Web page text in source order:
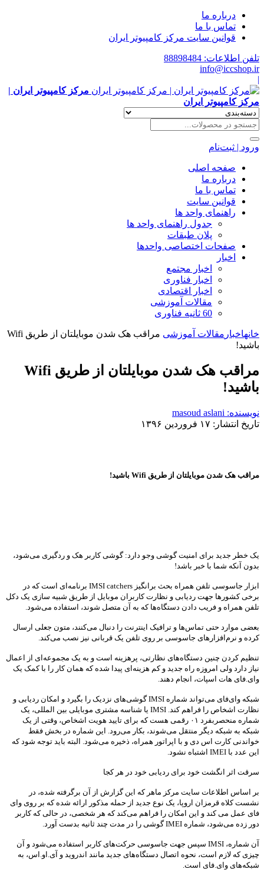
درباره ما
تماس با ما
قوانین سایت مرکز کامپیوتر ایران
تلفن اطلاعات: 88898484
info@iccshop.ir
|
مرکز کامپیوتر ایران |
مرکز کامپیوتر ایران
ورود | ثبت‌نام
صفحه اصلی
درباره ما
تماس با ما
قوانین سایت
راهنمای واحد ها
جدول راهنمای واحد ها
پلان طبقات
صفحات اختصاصی واحدها
اخبار
اخبار مجتمع
اخبار فناوری
اخبار اقتصادی
مقالات آموزشی
60 ثانیه فناوری
خانهاخبار مقالات آموزشی
مراقب هک شدن موبایلتان از طریق Wifi
باشید!
مراقب هک شدن موبایلتان از طریق Wifi
باشید!
نویسنده: masoud aslani
تاریخ انتشار: ۱۷ فروردین ۱۳۹۶
مراقب هک شدن موبایلتان از طریق Wifi باشید!
یک خطر جدید برای امنیت گوشی وجو دارد: گوشی کاربر هک و ردگیری می‌شود،
بدون آنکه شما با خبر باشد!
ابزار جاسوسی تلفن همراه بحث برانگیز IMSI catchers برنامه‌ای است که در
برخی کشورها جهت ردیابی و نظارت کاربران موبایل از طریق شبیه سازی یک دکل
تلفن همراه و فریب دادن دستگاه‌ها که به آن متصل شوند، استفاده می‌شود.
بعضی موارد حتی تماس‌ها و ترافیک اینترنت را دنبال می‌کنند، متون جعلی ارسال
کرده و نرم‌افزارهای جاسوسی بر روی تلفن یک قربانی نیز نصب می‌کند.
تنظیم کردن چنین دستگاه‌های نظارتی، پرهزینه است و به یک مجموعه‌ای از اعمال
نیاز دارد ولی امروزه راه جدید و کم هزینه‌ای پیدا شده که همان کار را با کمک یک
وای.فای هات اسپات، انجام دهند.
شبکه وای‌فای می‌تواند شماره IMSI گوشی‌های نزدیک را بگیرد و امکان ردیابی و
نظارت اشخاص را فراهم کند. IMSI یا شناسه مشتری موبایلی بین المللی، یک
شماره منحصربفرد ۰۱ رقمی هست که برای تایید هویت اشخاص، وقتی از یک
شبکه به شبکه دیگر منتقل می‌شوند، بکار می‌رود. این شماره در بخش فقط
خواندنی کارت اس دی و با اپراتور همراه، ذخیره می‌شود. البته باید توجه شود که
این عدد با IMEI اشتباه نشود.
سرقت اثر انگشت خود برای ردیابی خود در هر کجا
بر اساس اطلاعات سایت مرکز ماهر که این گزارش از آن برگرفته شده، در
نشست کلاه قرمزان اروپا، یک نوع جدید از حمله مذکور ارائه شده که بر روی وای
فای عمل می کند و این امکان را فراهم می‌کند که هر شخصی، در حالی که کاربر
دور زده می‌شود، شماره IMEI گوشی را در مدت چند ثانیه بدست آورد.
آن شماره، IMSI سپس جهت جاسوسی حرکت‌های کاربر استفاده می‌شود و آن
چیزی که لازم است، نحوه اتصال دستگاه‌های جدید مانند اندروید و آی.او.اس، به
شبکه‌های وای.فای است.